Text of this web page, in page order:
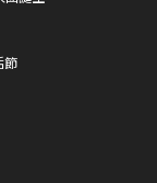
節